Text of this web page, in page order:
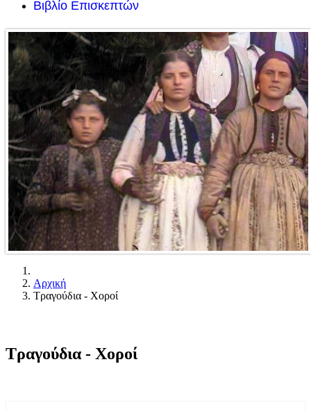
Βιβλίο Επισκεπτών
Αρχική
Τραγούδια - Χοροί
Τραγούδια - Χοροί